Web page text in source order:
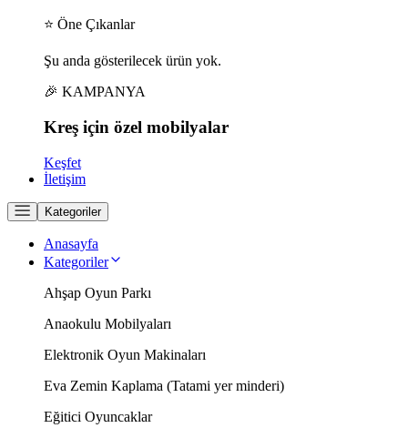
⭐ Öne Çıkanlar
Şu anda gösterilecek ürün yok.
🎉 KAMPANYA
Kreş için özel mobilyalar
Keşfet
İletişim
Kategoriler
Anasayfa
Kategoriler
Ahşap Oyun Parkı
Anaokulu Mobilyaları
Elektronik Oyun Makinaları
Eva Zemin Kaplama (Tatami yer minderi)
Eğitici Oyuncaklar